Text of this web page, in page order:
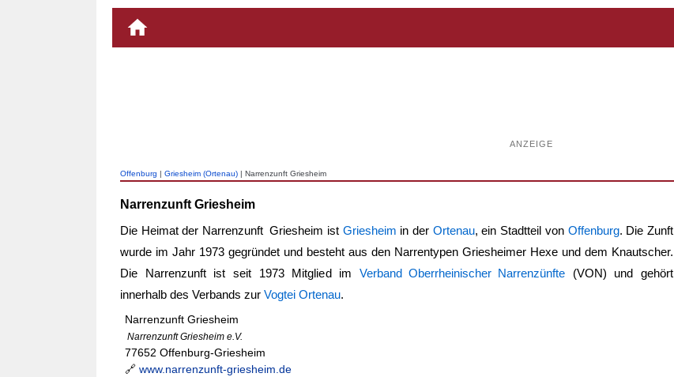
ANZEIGE
Offenburg | Griesheim (Ortenau) | Narrenzunft Griesheim
Narrenzunft Griesheim
Die Heimat der Narrenzunft Griesheim ist Griesheim in der Ortenau, ein Stadtteil von Offenburg. Die Zunft
wurde im Jahr 1973 gegründet und besteht aus den Narrentypen Griesheimer Hexe und dem Knautscher.
Die Narrenzunft ist seit 1973 Mitglied im Verband Oberrheinischer Narrenzünfte(VON) und gehört
innerhalb des Verbands zur Vogtei Ortenau.
Narrenzunft Griesheim
Narrenzunft Griesheim e.V.
77652 Offenburg-Griesheim
🔗 www.narrenzunft-griesheim.de